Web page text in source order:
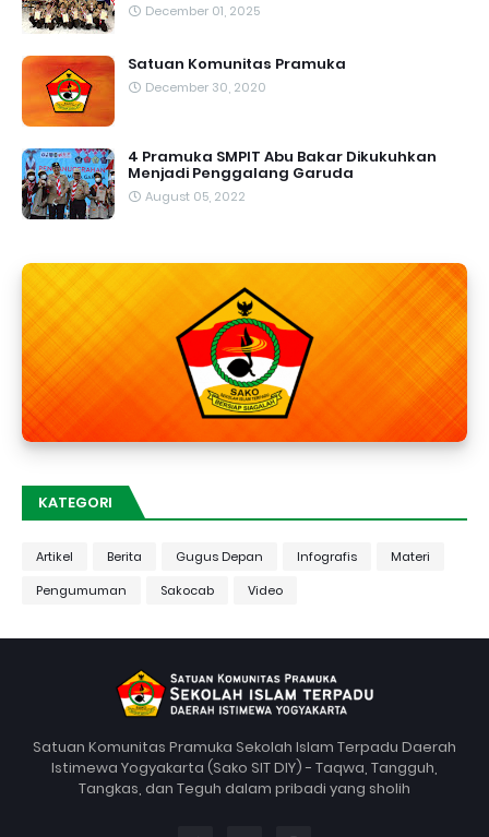
December 01, 2025
Satuan Komunitas Pramuka
December 30, 2020
4 Pramuka SMPIT Abu Bakar Dikukuhkan
Menjadi Penggalang Garuda
August 05, 2022
KATEGORI
Artikel Berita Gugus Depan Infografis
Materi
Pengumuman
Sakocab Video
Satuan Komunitas Pramuka Sekolah Islam Terpadu Daerah
Istimewa Yogyakarta (Sako SIT DIY) - Taqwa, Tangguh,
Tangkas, dan Teguh dalam pribadi yang sholih